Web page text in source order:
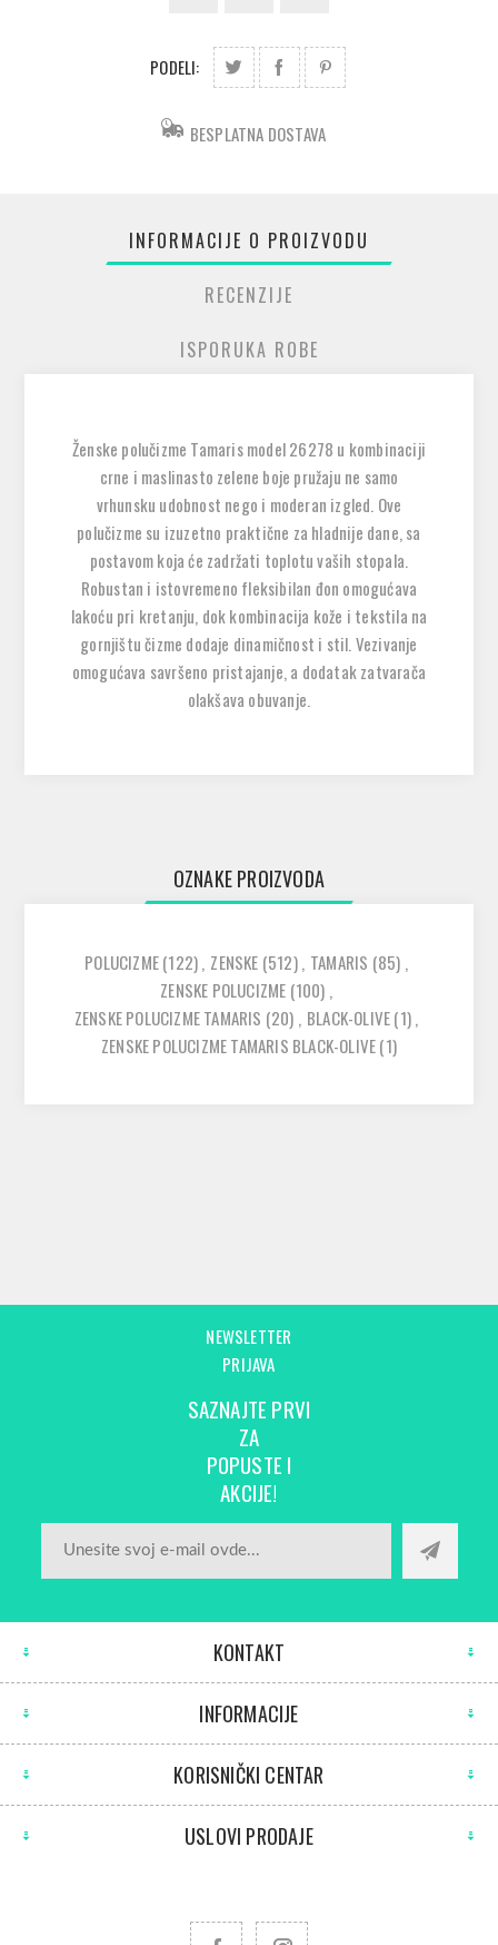
PODELI:
BESPLATNA DOSTAVA
INFORMACIJE O PROIZVODU
RECENZIJE
ISPORUKA ROBE
Ženske polučizme Tamaris model 26278 u kombinaciji
crne i maslinasto zelene boje pružaju ne samo
vrhunsku udobnost nego i moderan izgled. Ove
polučizme su izuzetno praktične za hladnije dane, sa
postavom koja će zadržati toplotu vaših stopala.
Robustan i istovremeno fleksibilan đon omogućava
lakoću pri kretanju, dok kombinacija kože i tekstila na
gornjištu čizme dodaje dinamičnost i stil. Vezivanje
omogućava savršeno pristajanje, a dodatak zatvarača
olakšava obuvanje.
OZNAKE PROIZVODA
POLUCIZME(122), ZENSKE (512), TAMARIS (85) ,
ZENSKE POLUCIZME (100) ,
ZENSKE POLUCIZME TAMARIS (20) , BLACK-OLIVE(1),
ZENSKE POLUCIZME TAMARIS BLACK-OLIVE(1)
NEWSLETTER
PRIJAVA
SAZNAJTE PRVI
ZA
POPUSTE I
AKCIJE!
KONTAKT
INFORMACIJE
KORISNIČKI CENTAR
USLOVI PRODAJE